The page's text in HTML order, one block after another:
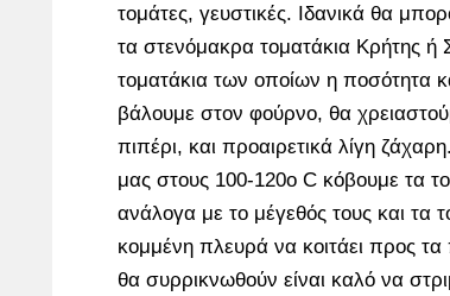
τομάτες, γευστικές. Ιδανικά θα
τα στενόμακρα τοματάκια Κρήτης
τοματάκια των οποίων η ποσότητα
βάλουμε στον φούρνο, θα
πιπέρι, και προαιρετικά λίγη
μας στους 100-120ο C κόβουμε τα
ανάλογα με το μέγεθός τους και τα
κομμένη πλευρά να κοιτάει προς
θα συρρικνωθούν είναι καλό να